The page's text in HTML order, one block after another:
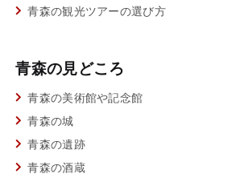
青森の観光ツアーの選び方
青森の見どころ
青森の美術館や記念館
青森の城
青森の遺跡
青森の酒蔵